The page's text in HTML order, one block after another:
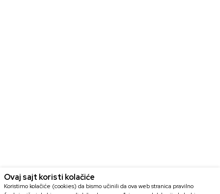
Ovaj sajt koristi kolačiće
Koristimo kolačiće (cookies) da bismo učinili da ova web stranica pravilno